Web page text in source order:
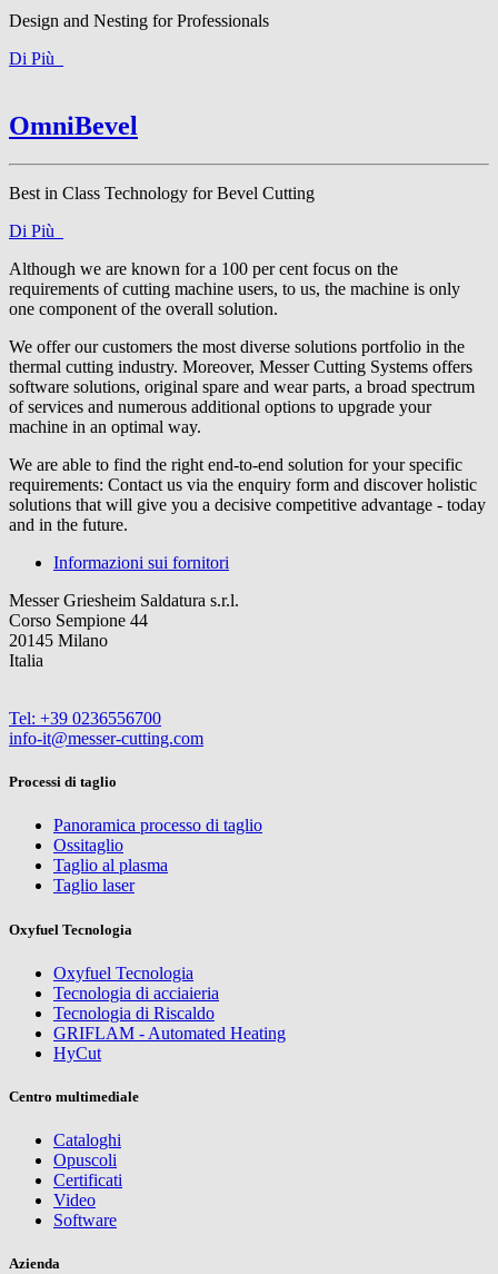
Design and Nesting for Professionals
Di Più
OmniBevel
Best in Class Technology for Bevel Cutting
Di Più
Although we are known for a 100 per cent focus on the
requirements of cutting machine users, to us, the machine is only
one component of the overall solution.
We offer our customers the most diverse solutions portfolio in the
thermal cutting industry. Moreover, Messer Cutting Systems offers
software solutions, original spare and wear parts, a broad spectrum
of services and numerous additional options to upgrade your
machine in an optimal way.
We are able to find the right end-to-end solution for your specific
requirements: Contact us via the enquiry form and discover holistic
solutions that will give you a decisive competitive advantage - today
and in the future.
Informazioni sui fornitori
Messer Griesheim Saldatura s.r.l.
Corso Sempione 44
20145 Milano
Italia
Tel: +39 0236556700
info-it@messer-cutting.com
Processi di taglio
Panoramica processo di taglio
Ossitaglio
Taglio al plasma
Taglio laser
Oxyfuel Tecnologia
Oxyfuel Tecnologia
Tecnologia di acciaieria
Tecnologia di Riscaldo
GRIFLAM - Automated Heating
HyCut
Centro multimediale
Cataloghi
Opuscoli
Certificati
Video
Software
Azienda